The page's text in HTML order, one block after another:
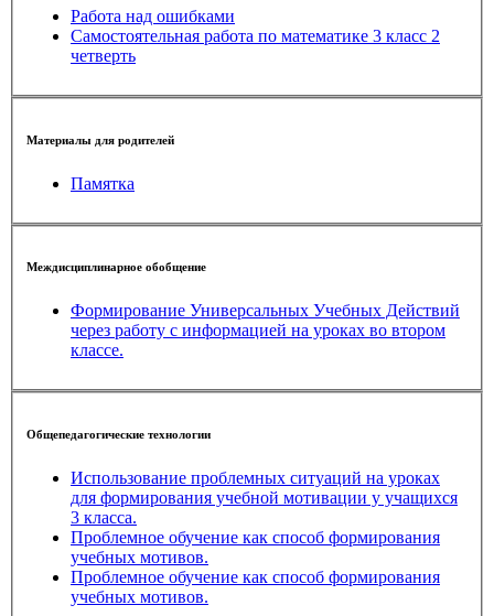
Работа над ошибками
Самостоятельная работа по математике 3 класс 2
четверть
Материалы для родителей
Памятка
Междисциплинарное обобщение
Формирование Универсальных Учебных Действий
через работу с информацией на уроках во втором
классе.
Общепедагогические технологии
Использование проблемных ситуаций на уроках
для формирования учебной мотивации у учащихся
3 класса.
Проблемное обучение как способ формирования
учебных мотивов.
Проблемное обучение как способ формирования
учебных мотивов.